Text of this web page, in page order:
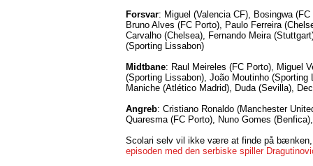
Forsvar: Miguel (Valencia CF), Bosingwa (FC
Bruno Alves (FC Porto), Paulo Ferreira
Carvalho (Chelsea), Fernando Meira
(Sporting Lissabon)
Midtbane: Raul Meireles (FC Porto), Miguel
(Sporting Lissabon), João Moutinho (Sporting
Maniche (Atlético Madrid), Duda (Sevilla),
Angreb: Cristiano Ronaldo (Manchester
Quaresma (FC Porto), Nuno Gomes
Scolari selv vil ikke være at finde på bænken,
episoden med den serbiske spiller